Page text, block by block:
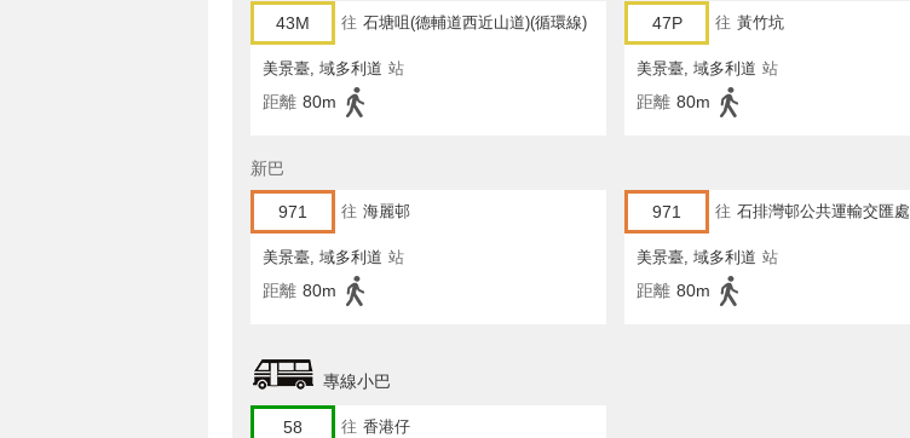
43M 往 石塘咀(德輔道西近山道)(循環線)
美景臺, 域多利道 站
距離 80m
47P 往 黃竹坑
美景臺, 域多利道 站
距離 80m
新巴
971 往 海麗邨
美景臺, 域多利道 站
距離 80m
971 往 石排灣邨公共運輸交匯處
美景臺, 域多利道 站
距離 80m
專線小巴
58 往 香港仔